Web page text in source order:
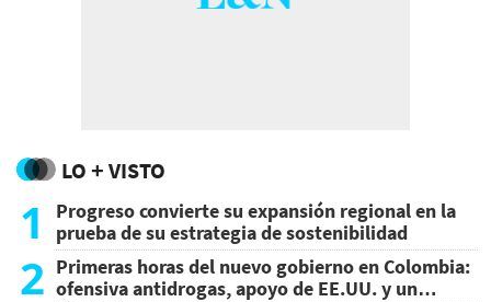
LO + VISTO
1
Progreso convierte su expansión regional en la
prueba de su estrategia de sostenibilidad
2 Primeras horas del nuevo gobierno en Colombia:
ofensiva antidrogas, apoyo de EE.UU. y un